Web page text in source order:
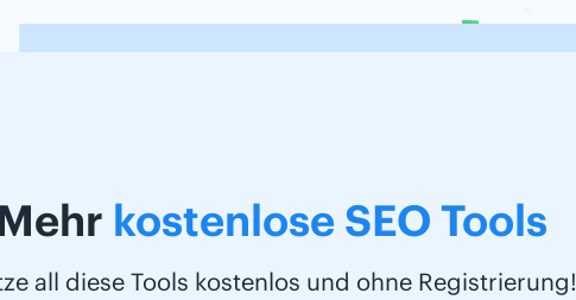
kostenlose SEO Tools
all diese Tools kostenlos und ohne Registrierung!